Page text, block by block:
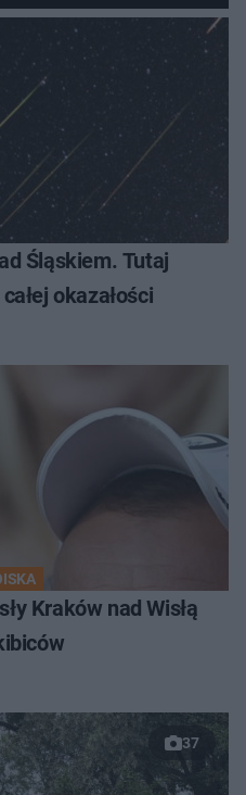
Śląskiem. Tutaj
okazałości
Kraków nad Wisłą
37